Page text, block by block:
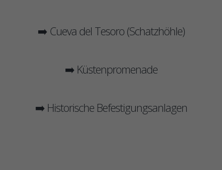
➡️ Cueva del Tesoro (Schatzhöhle)
➡️ Küstenpromenade
➡️ Historische Befestigungsanlagen